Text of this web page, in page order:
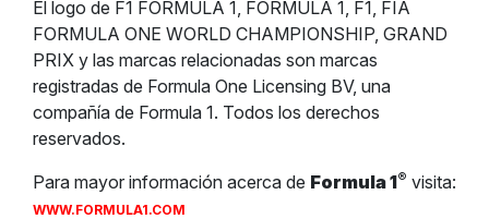
El logo de F1 FORMULA 1, FORMULA 1, F1, FIA
FORMULA ONE WORLD CHAMPIONSHIP, GRAND
PRIX y las marcas relacionadas son marcas
registradas de Formula One Licensing BV, una
compañía de Formula 1. Todos los derechos
reservados.
Para mayor información acerca de Formula 1® visita:
WWW.FORMULA1.COM